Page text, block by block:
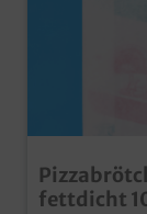
fettdicht